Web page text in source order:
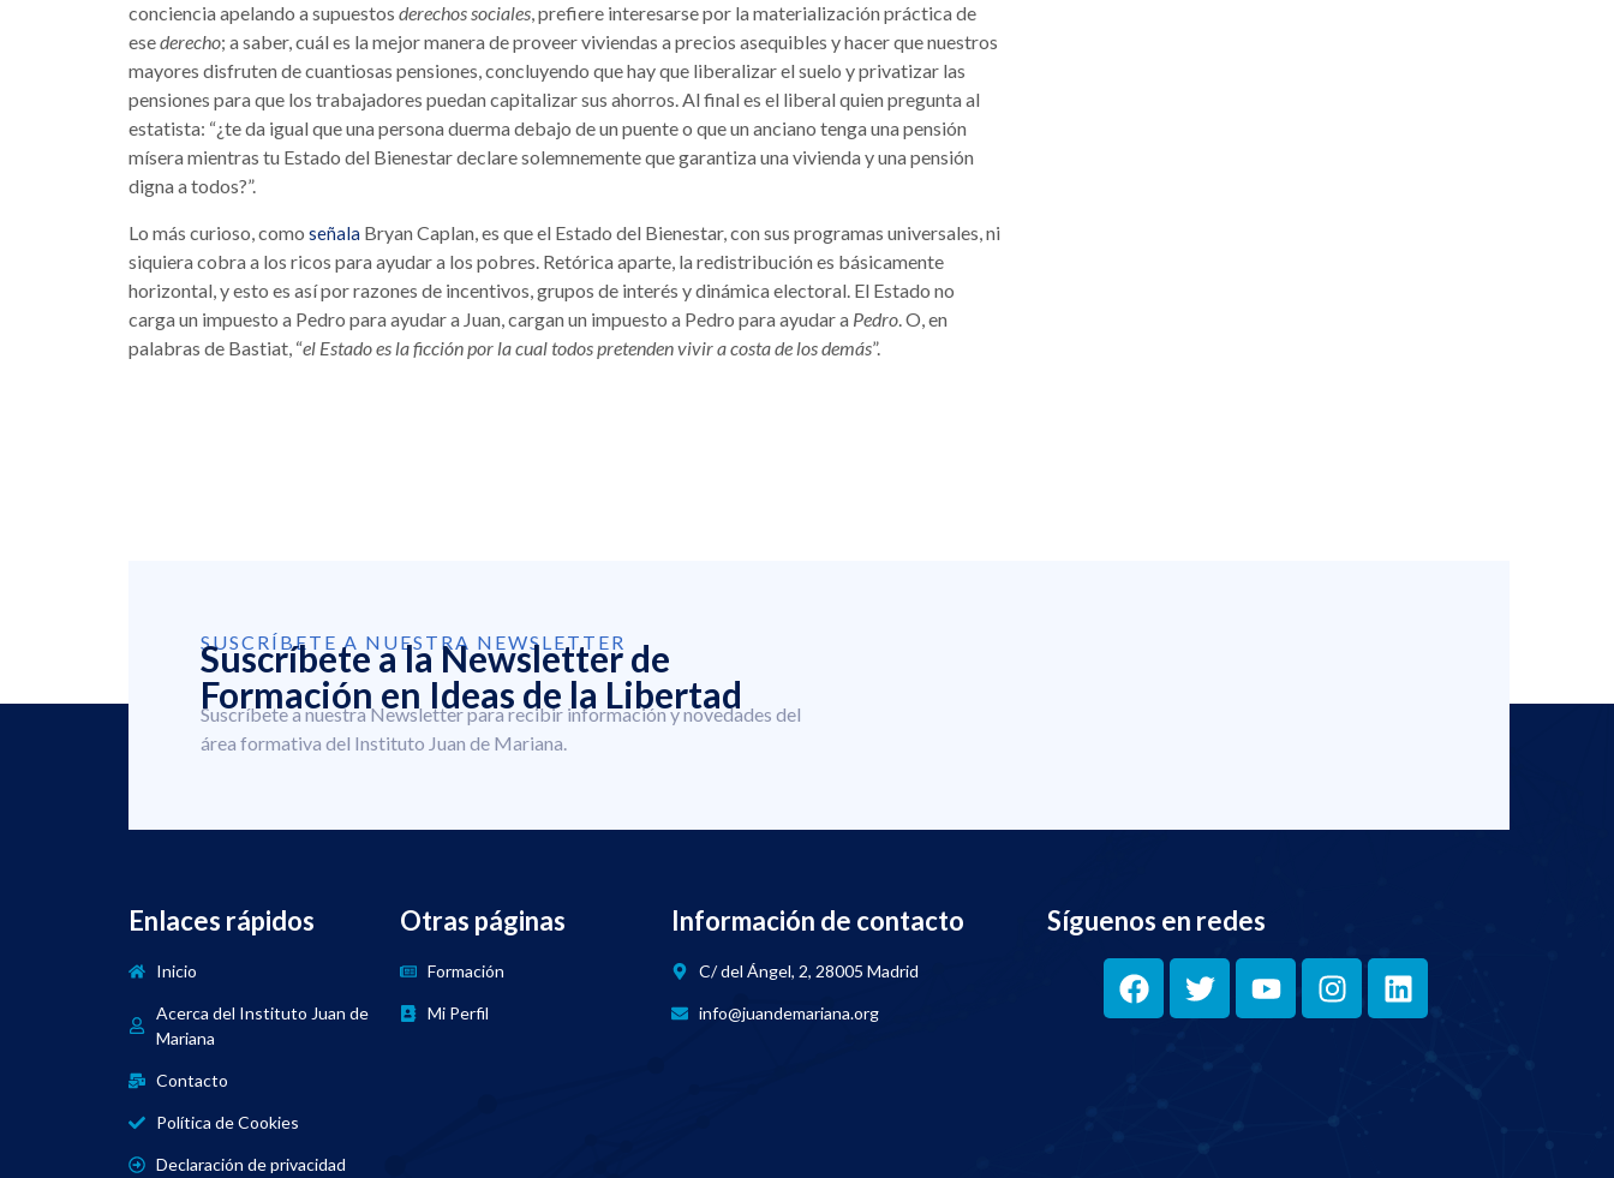
conciencia apelando a supuestos derechos sociales, prefiere interesarse por la materialización práctica de
esederecho; a saber, cuál es la mejor manera de proveer viviendas a precios asequibles y hacer que nuestros
mayores disfruten de cuantiosas pensiones, concluyendo que hay que liberalizar el suelo y privatizar las
pensiones para que los trabajadores puedan capitalizar sus ahorros. Al final es el liberal quien pregunta al
estatista: “¿te da igual que una persona duerma debajo de un puente o que un anciano tenga una pensión
mísera mientras tu Estado del Bienestar declare solemnemente que garantiza una vivienda y una pensión
digna a todos?”.
Lo más curioso, como señala Bryan Caplan, es que el Estado del Bienestar, con sus programas universales, ni
siquiera cobra a los ricos para ayudar a los pobres. Retórica aparte, la redistribución es básicamente
horizontal, y esto es así por razones de incentivos, grupos de interés y dinámica electoral. El Estado no
carga un impuesto a Pedro para ayudar a Juan, cargan un impuesto a Pedro para ayudar a Pedro. O, en
palabras de Bastiat, “el Estado es la ficción por la cual todos pretenden vivir a costa de los demás”.
SUSCRÍBETE A NUESTRA NEWSLETTER
Suscríbete a la Newsletter de
Formación en Ideas de la Libertad
Suscríbete a nuestra Newsletter para recibir información y novedades del
área formativa del Instituto Juan de Mariana.
Enlaces rápidos
Inicio
Acerca del Instituto Juan de
Mariana
Contacto
Política de Cookies
Declaración de privacidad
Otras páginas
Formación
Mi Perfil
Información de contacto
C/ del Ángel, 2, 28005 Madrid
info@juandemariana.org
Síguenos en redes